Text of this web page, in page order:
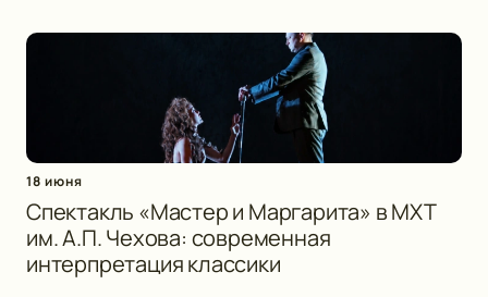
18 июня
Спектакль «Мастер и Маргарита» в МХТ
им. А.П. Чехова: современная
интерпретация классики